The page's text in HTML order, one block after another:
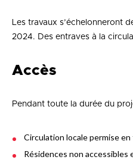
Les travaux s’échelonneront
2024. Des entraves à la
Accès
Pendant toute la durée du
Circulation locale permise
Résidences non